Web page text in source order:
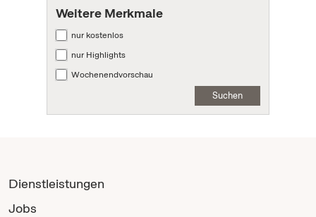
Weitere Merkmale
nur kostenlos
nur Highlights
Wochenendvorschau
Suchen
Dienstleistungen
Jobs